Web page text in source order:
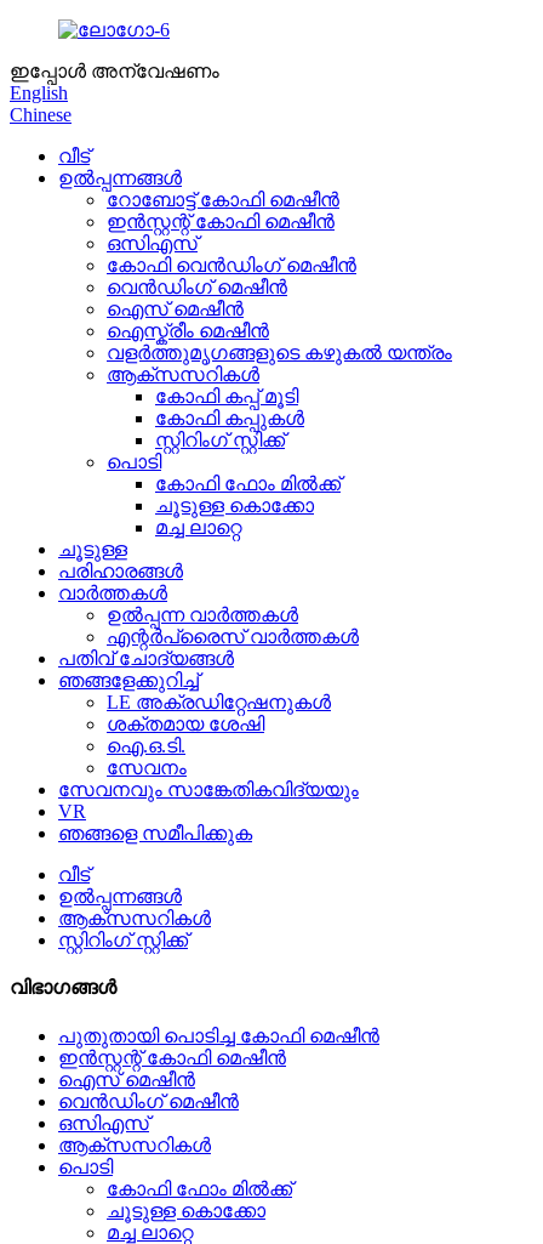
ഇപ്പോൾ അന്വേഷണം
English
Chinese
വീട്
ഉൽപ്പന്നങ്ങൾ
റോബോട്ട് കോഫി മെഷീൻ
ഇൻസ്റ്റന്റ് കോഫി മെഷീൻ
ഒസിഎസ്
കോഫി വെൻഡിംഗ് മെഷീൻ
വെൻഡിംഗ് മെഷീൻ
ഐസ് മെഷീൻ
ഐസ്ക്രീം മെഷീൻ
വളർത്തുമൃഗങ്ങളുടെ കഴുകൽ യന്ത്രം
ആക്‌സസറികൾ
കോഫി കപ്പ് മൂടി
കോഫി കപ്പുകൾ
സ്റ്റിറിംഗ് സ്റ്റിക്ക്
പൊടി
കോഫി ഫോം മിൽക്ക്
ചൂടുള്ള കൊക്കോ
മച്ച ലാറ്റെ
ചൂടുള്ള
പരിഹാരങ്ങൾ
വാർത്തകൾ
ഉൽപ്പന്ന വാർത്തകൾ
എന്റർപ്രൈസ് വാർത്തകൾ
പതിവ് ചോദ്യങ്ങൾ
ഞങ്ങളേക്കുറിച്ച്
LE അക്രഡിറ്റേഷനുകൾ
ശക്തമായ ശേഷി
ഐ.ഒ.ടി.
സേവനം
സേവനവും സാങ്കേതികവിദ്യയും
VR
ഞങ്ങളെ സമീപിക്കുക
വീട്
ഉൽപ്പന്നങ്ങൾ
ആക്‌സസറികൾ
സ്റ്റിറിംഗ് സ്റ്റിക്ക്
വിഭാഗങ്ങൾ
പുതുതായി പൊടിച്ച കോഫി മെഷീൻ
ഇൻസ്റ്റന്റ് കോഫി മെഷീൻ
ഐസ് മെഷീൻ
വെൻഡിംഗ് മെഷീൻ
ഒസിഎസ്
ആക്‌സസറികൾ
പൊടി
കോഫി ഫോം മിൽക്ക്
ചൂടുള്ള കൊക്കോ
മച്ച ലാറ്റെ